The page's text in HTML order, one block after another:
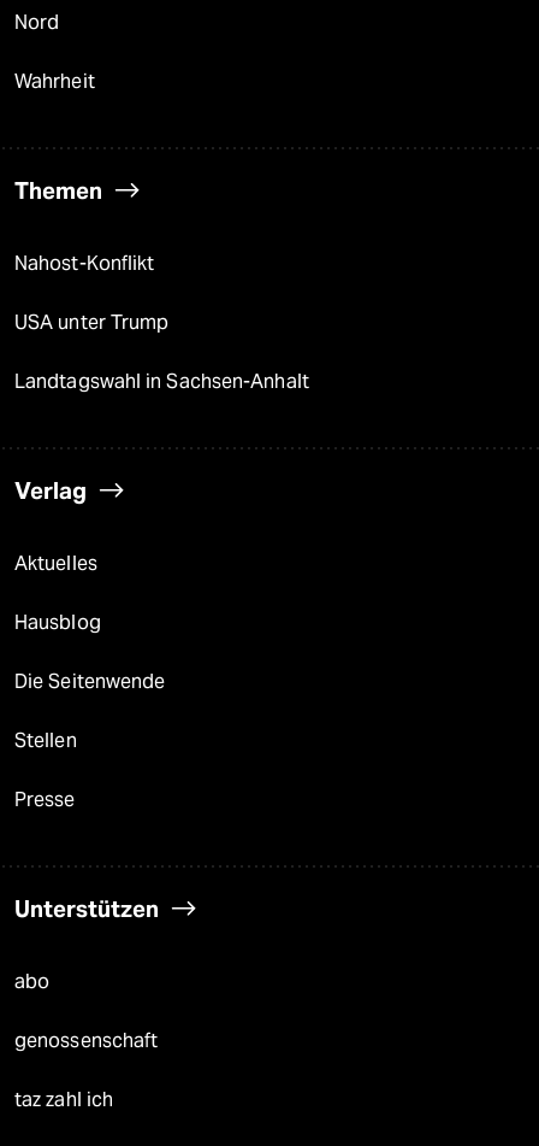
Nord
Wahrheit
Themen
Nahost-Konflikt
USA unter Trump
Landtagswahl in Sachsen-Anhalt
Verlag
Aktuelles
Hausblog
Die Seitenwende
Stellen
Presse
Unterstützen
abo
genossenschaft
taz zahl ich